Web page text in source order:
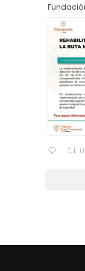
0